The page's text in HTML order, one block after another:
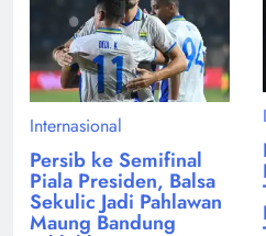
Internasional
Persib ke Semifinal
Piala Presiden, Balsa
Sekulic Jadi Pahlawan
Maung Bandung